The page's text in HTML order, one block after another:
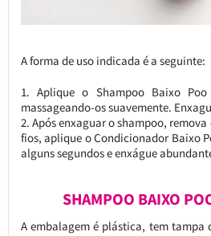
A forma de uso indicada é a seguinte:
Aplique o Shampoo Baixo
massageando-os suavemente.
Após enxaguar o shampoo, remova
fios, aplique o Condicionador Baixo
alguns segundos e enxágue
SHAMPOO BAIXO
A embalagem é plástica, tem tampa